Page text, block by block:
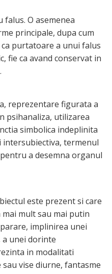
falus. O asemenea
principale, dupa cum
purtatoare a unui falus
fie ca avand conservat in
reprezentare figurata a
psihanaliza, utilizarea
simbolica indeplinita
intersubiectiva, termenul
a desemna organul
este prezent si care
mult sau mai putin
implinirea unei
unei dorinte
in modalitati
vise diurne, fantasme